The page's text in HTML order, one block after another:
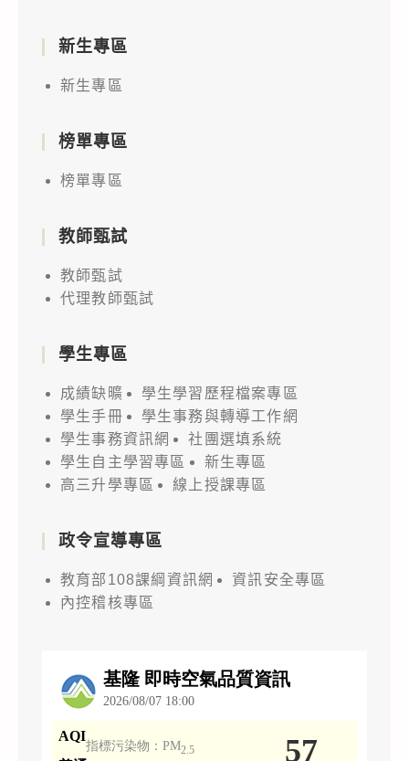
新生專區
新生專區
榜單專區
榜單專區
教師甄試
教師甄試
代理教師甄試
學生專區
成績缺曠
學生學習歷程檔案專區
學生手冊
學生事務與轉導工作網
學生事務資訊網
社團選填系統
學生自主學習專區
新生專區
高三升學專區
線上授課專區
政令宣導專區
教育部108課綱資訊網
資訊安全專區
內控稽核專區